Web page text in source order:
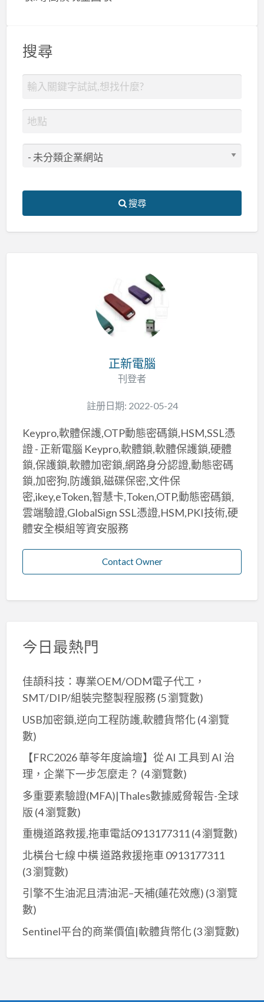
搜尋
搜尋
正新電腦
刊登者
註册日期: 2022-05-24
Keypro,軟體保護,OTP動態密碼鎖,HSM,SSL憑
證 - 正新電腦 Keypro,軟體鎖,軟體保護鎖,硬體
鎖,保護鎖,軟體加密鎖,網路身分認證,動態密碼
鎖,加密狗,防護鎖,磁碟保密,文件保
密,ikey,eToken,智慧卡,Token,OTP,動態密碼鎖,
雲端驗證,GlobalSign SSL憑證,HSM,PKI技術,硬
體安全模組等資安服務
Contact Owner
今日最熱門
佳頡科技：專業OEM/ODM電子代工，
SMT/DIP/組裝完整製程服務(5 瀏覽數)
USB加密鎖,逆向工程防護,軟體貨幣化 (4 瀏覽
數)
【FRC2026 華苓年度論壇】從 AI 工具到 AI 治
理，企業下一步怎麼走？ (4 瀏覽數)
多重要素驗證(MFA)|Thales數據威脅報告-全球
版 (4 瀏覽數)
重機道路救援,拖車電話0913177311(4 瀏覽數)
北橫台七線 中橫 道路救援拖車 0913177311
(3 瀏覽數)
引擎不生油泥且清油泥–天補(蓮花效應) (3 瀏覽
數)
Sentinel平台的商業價值|軟體貨幣化 (3 瀏覽數)